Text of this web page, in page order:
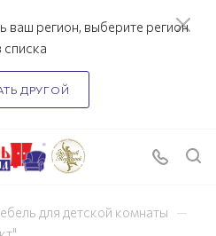
ваш регион, выберите регион
списка
ДРУГОЙ
для детской комнаты —